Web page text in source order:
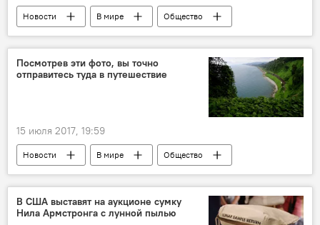
Новости В мире
Общество
тест
сериал Культура
Посмотрев эти фото, вы точно
отправитесь туда в путешествие
15 июля 2017, 19:59
Новости В мире
Общество
Батуми
Грузия
отдых
достопримечтальености
Летний отдых 2019
В США выставят на аукционе сумку
Нила Армстронга с лунной пылью